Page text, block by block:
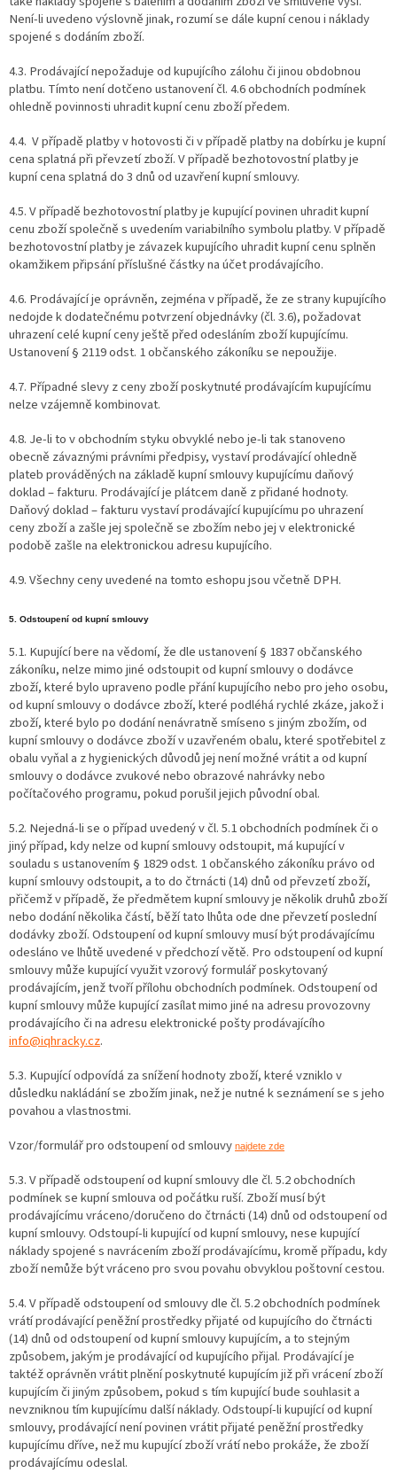
Není-li uvedeno výslovně jinak, rozumí se dále kupní cenou i náklady
spojené s dodáním zboží.
4.3. Prodávající nepožaduje od kupujícího zálohu či jinou obdobnou
platbu. Tímto není dotčeno ustanovení čl. 4.6 obchodních podmínek
ohledně povinnosti uhradit kupní cenu zboží předem.
4.4. V případě platby v hotovosti či v případě platby na dobírku je kupní
cena splatná při převzetí zboží. V případě bezhotovostní platby je
kupní cena splatná do 3 dnů od uzavření kupní smlouvy.
4.5. V případě bezhotovostní platby je kupující povinen uhradit kupní
cenu zboží společně s uvedením variabilního symbolu platby. V případě
bezhotovostní platby je závazek kupujícího uhradit kupní cenu splněn
okamžikem připsání příslušné částky na účet prodávajícího.
4.6. Prodávající je oprávněn, zejména v případě, že ze strany kupujícího
nedojde k dodatečnému potvrzení objednávky (čl. 3.6), požadovat
uhrazení celé kupní ceny ještě před odesláním zboží kupujícímu.
Ustanovení § 2119 odst. 1 občanského zákoníku se nepoužije.
4.7. Případné slevy z ceny zboží poskytnuté prodávajícím kupujícímu
nelze vzájemně kombinovat.
4.8. Je-li to v obchodním styku obvyklé nebo je-li tak stanoveno
obecně závaznými právními předpisy, vystaví prodávající ohledně
plateb prováděných na základě kupní smlouvy kupujícímu daňový
doklad – fakturu. Prodávající je plátcem daně z přidané hodnoty.
Daňový doklad – fakturu vystaví prodávající kupujícímu po uhrazení
ceny zboží a zašle jej společně se zbožím nebo jej v elektronické
podobě zašle na elektronickou adresu kupujícího.
4.9. Všechny ceny uvedené na tomto eshopu jsou včetně DPH.
5. Odstoupení od kupní smlouvy
5.1. Kupující bere na vědomí, že dle ustanovení § 1837 občanského
zákoníku, nelze mimo jiné odstoupit od kupní smlouvy o dodávce
zboží, které bylo upraveno podle přání kupujícího nebo pro jeho osobu,
od kupní smlouvy o dodávce zboží, které podléhá rychlé zkáze, jakož i
zboží, které bylo po dodání nenávratně smíseno s jiným zbožím, od
kupní smlouvy o dodávce zboží v uzavřeném obalu, které spotřebitel z
obalu vyňal a z hygienických důvodů jej není možné vrátit a od kupní
smlouvy o dodávce zvukové nebo obrazové nahrávky nebo
počítačového programu, pokud porušil jejich původní obal.
5.2. Nejedná-li se o případ uvedený v čl. 5.1 obchodních podmínek či o
jiný případ, kdy nelze od kupní smlouvy odstoupit, má kupující v
souladu s ustanovením § 1829 odst. 1 občanského zákoníku právo od
kupní smlouvy odstoupit, a to do čtrnácti (14) dnů od převzetí zboží,
přičemž v případě, že předmětem kupní smlouvy je několik druhů zboží
nebo dodání několika částí, běží tato lhůta ode dne převzetí poslední
dodávky zboží. Odstoupení od kupní smlouvy musí být prodávajícímu
odesláno ve lhůtě uvedené v předchozí větě. Pro odstoupení od kupní
smlouvy může kupující využit vzorový formulář poskytovaný
prodávajícím, jenž tvoří přílohu obchodních podmínek. Odstoupení od
kupní smlouvy může kupující zasílat mimo jiné na adresu provozovny
prodávajícího či na adresu elektronické pošty prodávajícího
info@iqhracky.cz.
5.3. Kupující odpovídá za snížení hodnoty zboží, které vzniklo v
důsledku nakládání se zbožím jinak, než je nutné k seznámení se s jeho
povahou a vlastnostmi.
Vzor/formulář pro odstoupení od smlouvy najdete zde
5.3. V případě odstoupení od kupní smlouvy dle čl. 5.2 obchodních
podmínek se kupní smlouva od počátku ruší. Zboží musí být
prodávajícímu vráceno/doručeno do čtrnácti (14) dnů od odstoupení od
kupní smlouvy. Odstoupí-li kupující od kupní smlouvy, nese kupující
náklady spojené s navrácením zboží prodávajícímu, kromě případu, kdy
zboží nemůže být vráceno pro svou povahu obvyklou poštovní cestou.
5.4. V případě odstoupení od smlouvy dle čl. 5.2 obchodních podmínek
vrátí prodávající peněžní prostředky přijaté od kupujícího do čtrnácti
(14) dnů od odstoupení od kupní smlouvy kupujícím, a to stejným
způsobem, jakým je prodávající od kupujícího přijal. Prodávající je
taktéž oprávněn vrátit plnění poskytnuté kupujícím již při vrácení zboží
kupujícím či jiným způsobem, pokud s tím kupující bude souhlasit a
nevzniknou tím kupujícímu další náklady. Odstoupí-li kupující od kupní
smlouvy, prodávající není povinen vrátit přijaté peněžní prostředky
kupujícímu dříve, než mu kupující zboží vrátí nebo prokáže, že zboží
prodávajícímu odeslal.